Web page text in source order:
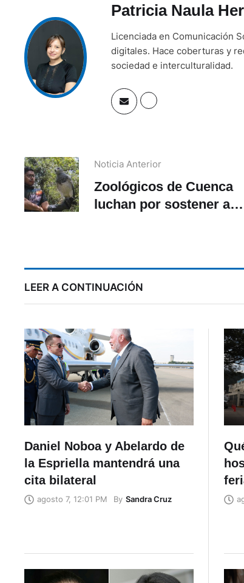
Patricia Naula
Licenciada en Comunicación
digitales. Hace coberturas y
sociedad e interculturalidad.
Noticia Anterior
Zoológicos de Cuenca
luchan por sostener a
LEER A CONTINUACIÓN
Daniel Noboa y Abelardo de
la Espriella mantendrá una
cita bilateral
agosto 7, 12:01 PM By Sandra Cruz